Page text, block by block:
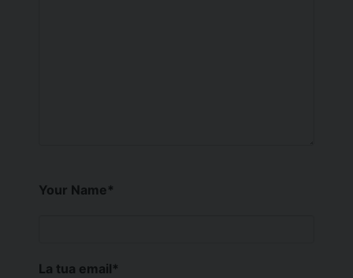
Your Name*
La tua email*